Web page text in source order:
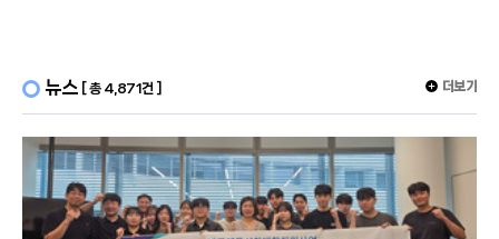
뉴스 [ 총 4,871건 ] 더보기